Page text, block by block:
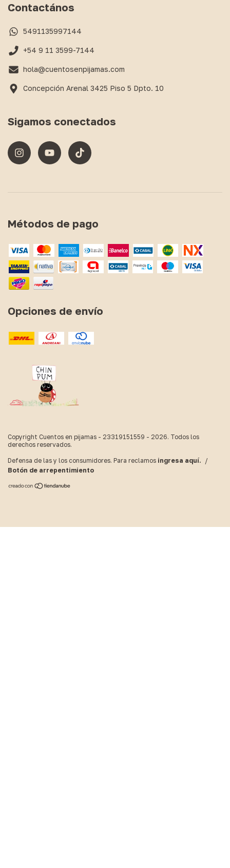
Contactános
5491135997144
+54 9 11 3599-7144
hola@cuentosenpijamas.com
Concepción Arenal 3425 Piso 5 Dpto. 10
Sigamos conectados
Métodos de pago
Opciones de envío
Copyright Cuentos en pijamas - 23319151559 - 2026. Todos los
derechos reservados.
Defensa de las y los consumidores. Para reclamos ingresa aquí.
/
Botón de arrepentimiento